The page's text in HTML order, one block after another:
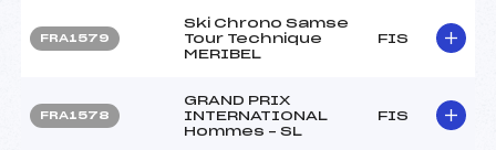
FRA1579
Ski Chrono Samse
Tour Technique
MERIBEL
FIS
FRA1578
GRAND PRIX
INTERNATIONAL
Hommes – SL
FIS